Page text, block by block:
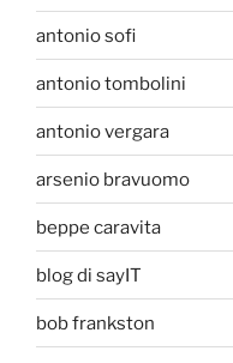
antonio sofi
antonio tombolini
antonio vergara
arsenio bravuomo
beppe caravita
blog di sayIT
bob frankston